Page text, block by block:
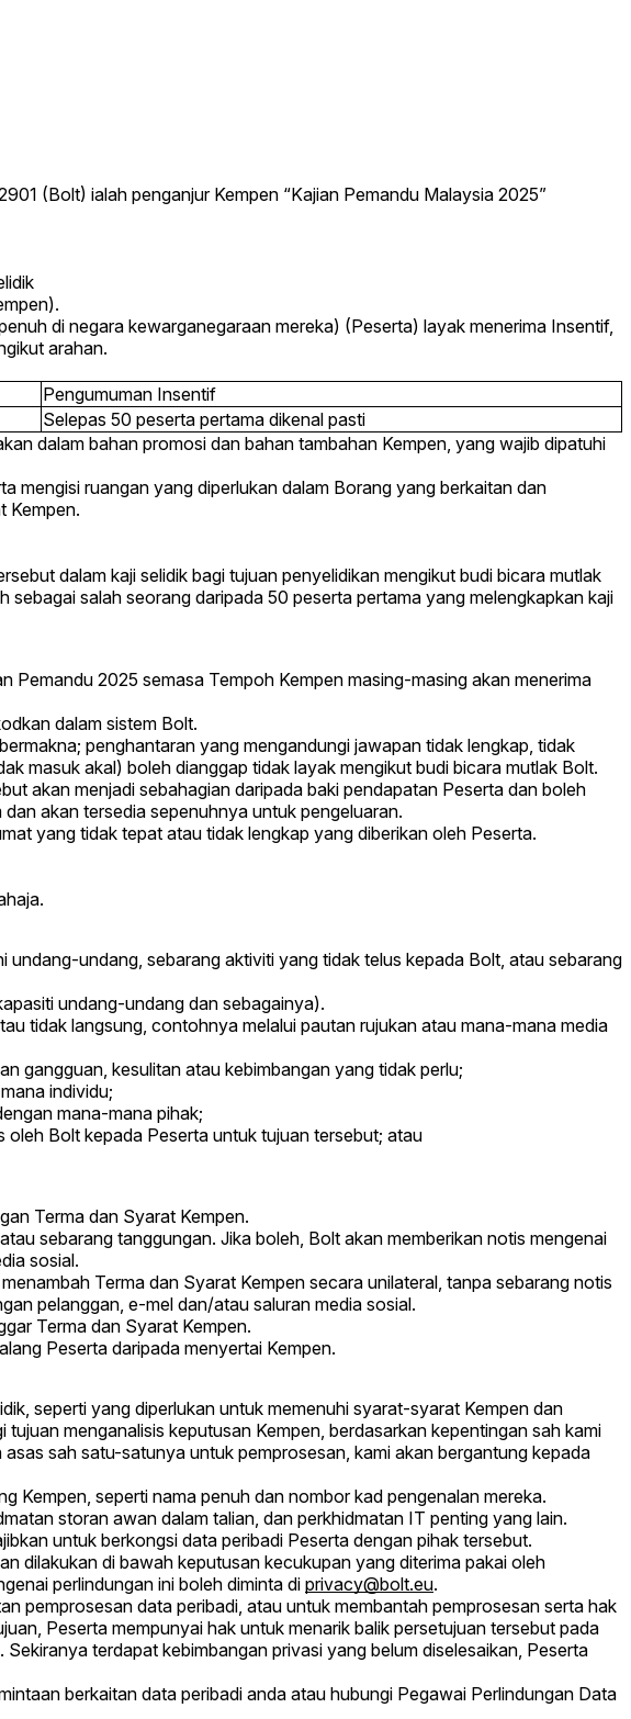
(Bolt) ialah penganjur Kempen “Kajian Pemandu Malaysia 2025”
di negara kewarganegaraan mereka) (Peserta) layak menerima Insentif,
arahan.
Pengumuman Insentif
Selepas 50 peserta pertama dikenal pasti
dalam bahan promosi dan bahan tambahan Kempen, yang wajib dipatuhi
mengisi ruangan yang diperlukan dalam Borang yang berkaitan dan
Kempen.
dalam kaji selidik bagi tujuan penyelidikan mengikut budi bicara mutlak
salah seorang daripada 50 peserta pertama yang melengkapkan kaji
Pemandu 2025 semasa Tempoh Kempen masing-masing akan menerima
dalam sistem Bolt.
penghantaran yang mengandungi jawapan tidak lengkap, tidak
masuk akal) boleh dianggap tidak layak mengikut budi bicara mutlak Bolt.
akan menjadi sebahagian daripada baki pendapatan Peserta dan boleh
akan tersedia sepenuhnya untuk pengeluaran.
yang tidak tepat atau tidak lengkap yang diberikan oleh Peserta.
undang, sebarang aktiviti yang tidak telus kepada Bolt, atau sebarang
undang-undang dan sebagainya).
tidak langsung, contohnya melalui pautan rujukan atau mana-mana media
gangguan, kesulitan atau kebimbangan yang tidak perlu;
individu;
mana-mana pihak;
Bolt kepada Peserta untuk tujuan tersebut; atau
Terma dan Syarat Kempen.
sebarang tanggungan. Jika boleh, Bolt akan memberikan notis mengenai
sosial.
Terma dan Syarat Kempen secara unilateral, tanpa sebarang notis
pelanggan, e-mel dan/atau saluran media sosial.
Terma dan Syarat Kempen.
Peserta daripada menyertai Kempen.
seperti yang diperlukan untuk memenuhi syarat-syarat Kempen dan
menganalisis keputusan Kempen, berdasarkan kepentingan sah kami
sah satu-satunya untuk pemprosesan, kami akan bergantung kepada
Kempen, seperti nama penuh dan nombor kad pengenalan mereka.
storan awan dalam talian, dan perkhidmatan IT penting yang lain.
untuk berkongsi data peribadi Peserta dengan pihak tersebut.
dilakukan di bawah keputusan kecukupan yang diterima pakai oleh
perlindungan ini boleh diminta di privacy@bolt.eu.
pemprosesan data peribadi, atau untuk membantah pemprosesan serta hak
Peserta mempunyai hak untuk menarik balik persetujuan tersebut pada
terdapat kebimbangan privasi yang belum diselesaikan, Peserta
berkaitan data peribadi anda atau hubungi Pegawai Perlindungan Data